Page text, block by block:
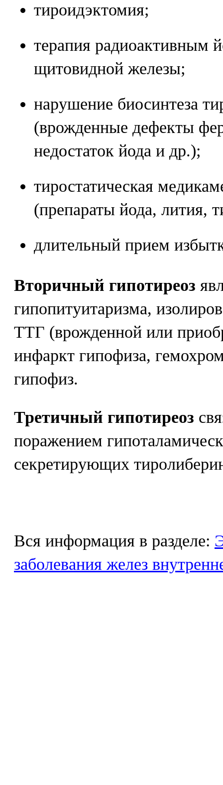
тироидэктомия;
терапия радиоактивным
щитовидной железы;
нарушение биосинтеза
(врожденные дефекты
недостаток йода и др.);
тиростатическая
(препараты йода, лития,
длительный прием
Вторичный гипотиреоз
гипопитуитаризма,
ТТГ (врожденной или
инфаркт гипофиза,
гипофиз.
Третичный гипотиреоз
поражением
секретирующих
Вся информация в разделе:
заболевания желез